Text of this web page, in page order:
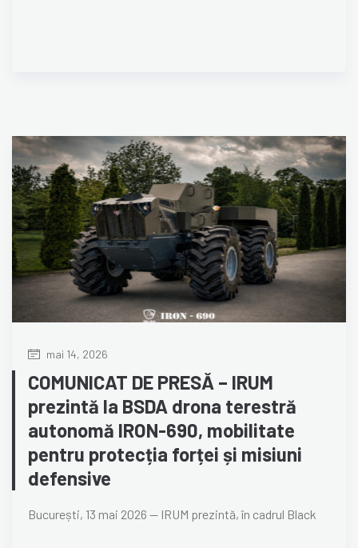
mai 14, 2026
COMUNICAT DE PRESĂ – IRUM
prezintă la BSDA drona terestră
autonomă IRON-690, mobilitate
pentru protecția forței și misiuni
defensive
București, 13 mai 2026 — IRUM prezintă, în cadrul Black